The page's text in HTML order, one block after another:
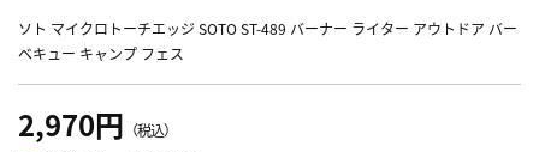
ソト マイクロトーチエッジ SOTO ST-489 バーナー ライター アウトドア バー
ベキュー キャンプ フェス
2,970円 （税込）